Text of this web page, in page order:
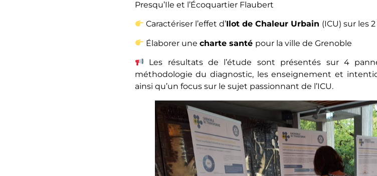
Presqu’Ile et l’Écoquartier Flaubert
Caractériser l’effet d’Ilot de Chaleur Urbain (ICU) sur les
Élaborer unecharte santé pour la ville de Grenoble
Les résultats de l’étude sont présentés sur 4
méthodologie du diagnostic, les enseignement et
ainsi qu’un focus sur le sujet passionnant de l’ICU.